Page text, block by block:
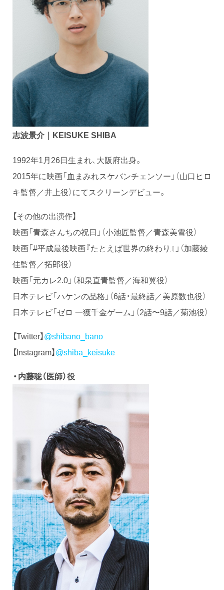
志波景介｜KEISUKE SHIBA
1992年1月26日生まれ、大阪府出身。
2015年に映画「血まみれスケバンチェンソー」（山口ヒロ
キ監督／井上役）にてスクリーンデビュー。
【その他の出演作】
映画「青森さんちの祝日」（小池匠監督／青森美雪役）
映画「#平成最後映画『たとえば世界の終わり』」（加藤綾
佳監督／拓郎役）
映画「元カレ2.0」（和泉直青監督／海和翼役）
日本テレビ「ハケンの品格」（6話・最終話／美原数也役）
日本テレビ「ゼロ 一獲千金ゲーム」（2話〜9話／菊池役）
【Twitter】@shibano_bano
【Instagram】@shiba_keisuke
・内藤聡（医師）役